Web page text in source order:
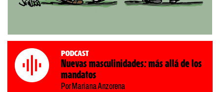
Podcast
Nuevas masculinidades: más allá de los
mandatos
Por Mariana Anzorena